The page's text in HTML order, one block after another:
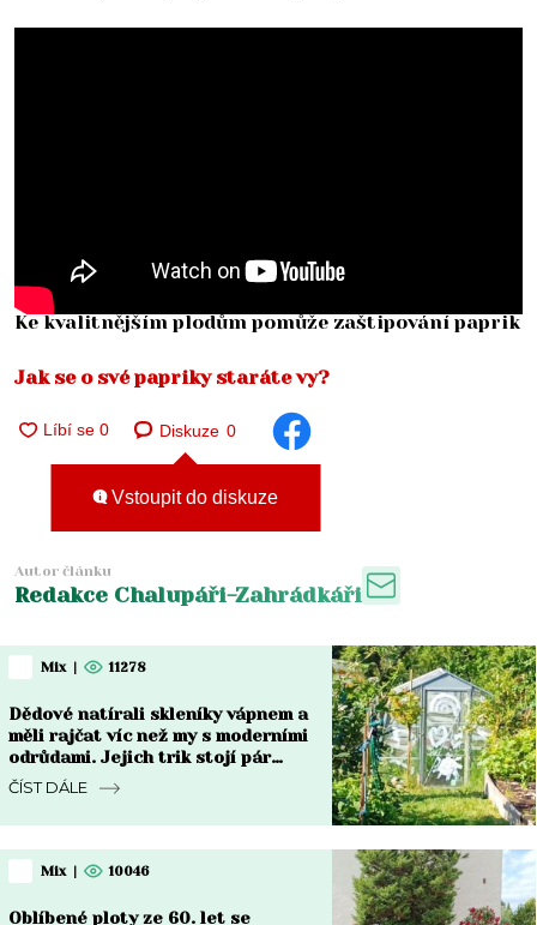
Ke kvalitnějším plodům pomůže zaštipování paprik
Jak se o své papriky staráte vy?
Diskuze 0
Vstoupit do diskuze
Autor článku
Redakce Chalupáři-Zahrádkáři
Mix | 11278
Dědové natírali skleníky vápnem a
měli rajčat víc než my s moderními
odrůdami. Jejich trik stojí pár
korun a funguje dodnes
ČÍST DÁLE
Mix | 10046
Oblíbené ploty ze 60. let se